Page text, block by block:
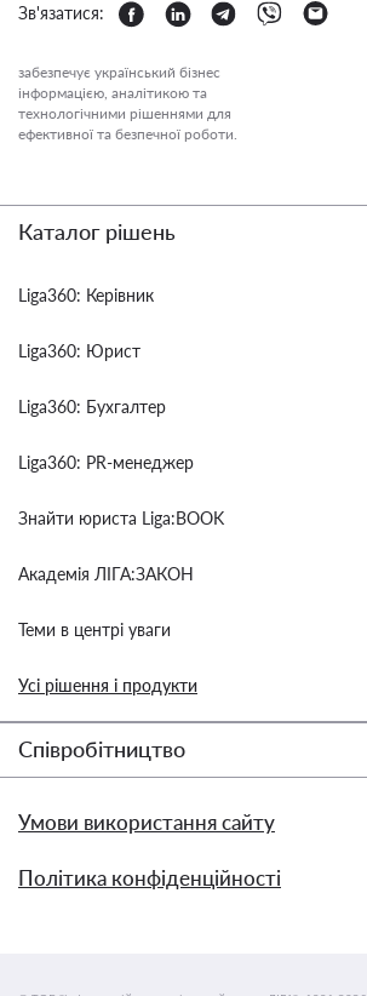
Зв'язатися:
забезпечує український бізнес
інформацією, аналітикою та
технологічними рішеннями для
ефективної та безпечної роботи.
Каталог рішень
Liga360: Керівник
Liga360: Юрист
Liga360: Бухгалтер
Liga360: PR-менеджер
Знайти юриста Liga:BOOK
Академія ЛІГА:ЗАКОН
Теми в центрі уваги
Усі рішення і продукти
Співробітництво
Умови використання сайту
Політика конфіденційності